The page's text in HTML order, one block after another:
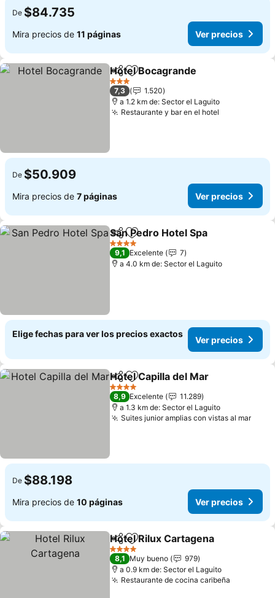
De $84.735
Mira precios de 11 páginas Ver precios
CompartirAgregar a favoritos
Hotel Bocagrande
3 Estrellas
7,3
1.520
a 1.2 km de: Sector el Laguito
Restaurante y bar en el hotel
De $50.909
Mira precios de 7 páginas Ver precios
CompartirAgregar a favoritos
San Pedro Hotel Spa
4 Estrellas
9,1 Excelente
7
a 4.0 km de: Sector el Laguito
Elige fechas para ver los precios exactos
Ver precios
CompartirAgregar a favoritos
Hotel Capilla del Mar
4 Estrellas
8,9 Excelente
11.289
a 1.3 km de: Sector el Laguito
Suites junior amplias con vistas al marVer
De $88.198
Mira precios de 10 páginas Ver precios
CompartirAgregar a favoritos
Hotel Rilux Cartagena
4 Estrellas
8,1 Muy bueno
979
a 0.9 km de: Sector el Laguito
Restaurante de cocina caribeña